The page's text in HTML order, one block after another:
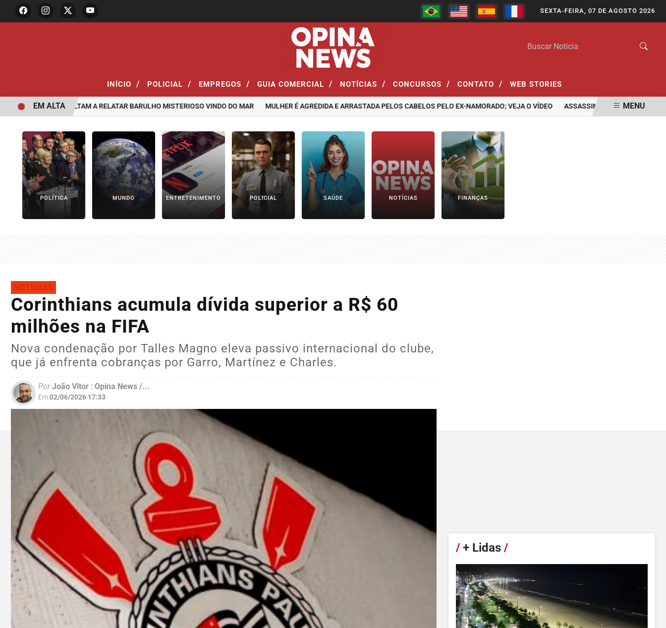
SEXTA-FEIRA, 07 DE AGOSTO 2026
INÍCIO / POLICIAL / EMPREGOS / GUIA COMERCIAL / NOTÍCIAS / CONCURSOS / CONTATO / WEB STORIES
SANTOS VOLTAM A RELATAR BARULHO MISTERIOSO VINDO DO MAR MULHER É AGREDIDA E ARRASTADA PELOS CABELOS PELO EX-NAMORADO; VEJA O VÍDEO ASSASSINATO DE ADOLESCENTE DE
EM ALTA MENU
POLÍTICA MUNDO ENTRETENIMENTO POLICIAL SAÚDE NOTÍCIAS FINANÇAS
NOTÍCIAS
Corinthians acumula dívida superior a R$ 60
milhões na FIFA
Nova condenação por Talles Magno eleva passivo internacional do clube,
que já enfrenta cobranças por Garro, Martínez e Charles.
PorJoão Vitor : Opina News /...
Em02/06/2026 17:33
/+ Lidas /